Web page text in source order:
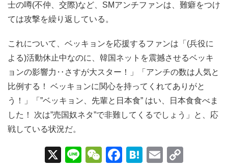
士の噂(不仲、交際)など、SMアンチファンは、難癖をつけ
ては攻撃を繰り返している。
これについて、ベッキョンを応援するファンは「(兵役に
よる)活動休止中なのに、韓国ネットを震撼させるベッキ
ョンの影響力‥さすが大スター！」「アンチの数は人気と
比例する！ ベッキョンに関心を持ってくれてありがと
う！」「”ベッキョン、先輩と日本食” はい、日本食食べま
した！ 次は”売国奴ネタ”で非難してくるでしょう」と、応
戦している状況だ。
X Li W F
H E